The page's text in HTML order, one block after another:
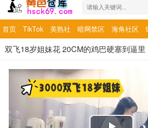
首页 TikTok 美熟社 暗网禁区 海角社区
双飞18岁姐妹花 20CM的鸡巴硬塞到逼里